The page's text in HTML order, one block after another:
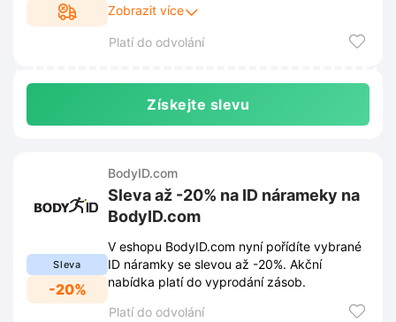
aktuální podmínky stanovené prodejcem.
webových stránkách a podléhají průběžným
Zobrazit více
Platí do odvolání
Získejte slevu
Sleva
-20%
BodyID.com
Sleva až -20% na ID nárameky na
BodyID.com
V eshopu BodyID.com nyní pořídíte vybrané
ID náramky se slevou až -20%. Akční
nabídka platí do vyprodání zásob.
Platí do odvolání